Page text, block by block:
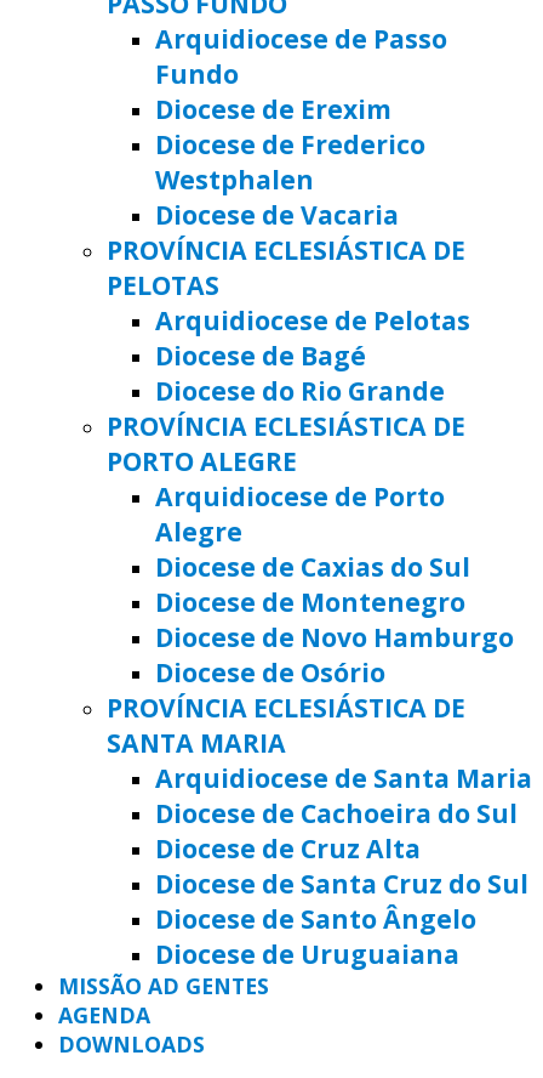
Arquidiocese de Passo
Fundo
Diocese de Erexim
Diocese de Frederico
Westphalen
Diocese de Vacaria
PROVÍNCIA ECLESIÁSTICA DE
PELOTAS
Arquidiocese de Pelotas
Diocese de Bagé
Diocese do Rio Grande
PROVÍNCIA ECLESIÁSTICA DE
PORTO ALEGRE
Arquidiocese de Porto
Alegre
Diocese de Caxias do Sul
Diocese de Montenegro
Diocese de Novo Hamburgo
Diocese de Osório
PROVÍNCIA ECLESIÁSTICA DE
SANTA MARIA
Arquidiocese de Santa Maria
Diocese de Cachoeira do Sul
Diocese de Cruz Alta
Diocese de Santa Cruz do Sul
Diocese de Santo Ângelo
Diocese de Uruguaiana
MISSÃO AD GENTES
AGENDA
DOWNLOADS